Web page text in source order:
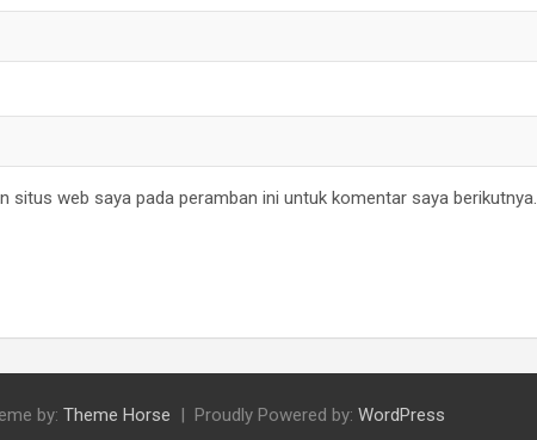
situs web saya pada peramban ini untuk komentar saya berikutnya.
by: Theme Horse Proudly Powered by: WordPress